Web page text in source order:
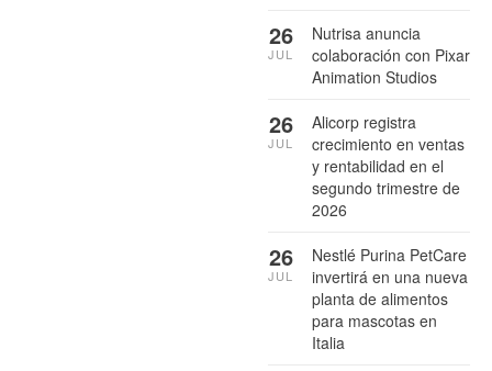
Nutrisa anuncia
colaboración con Pixar
Animation Studios
26
JUL
Alicorp registra
crecimiento en ventas
y rentabilidad en el
segundo trimestre de
2026
26
JUL
Nestlé Purina PetCare
invertirá en una nueva
planta de alimentos
para mascotas en
Italia
26
JUL